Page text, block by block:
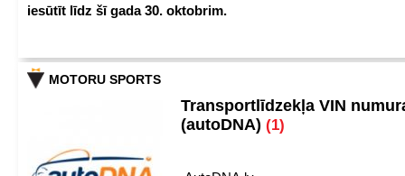
iesūtīt līdz šī gada 30. oktobrim.
MOTORU SPORTS
Transportlīdzekļa VIN
(autoDNA) (1)